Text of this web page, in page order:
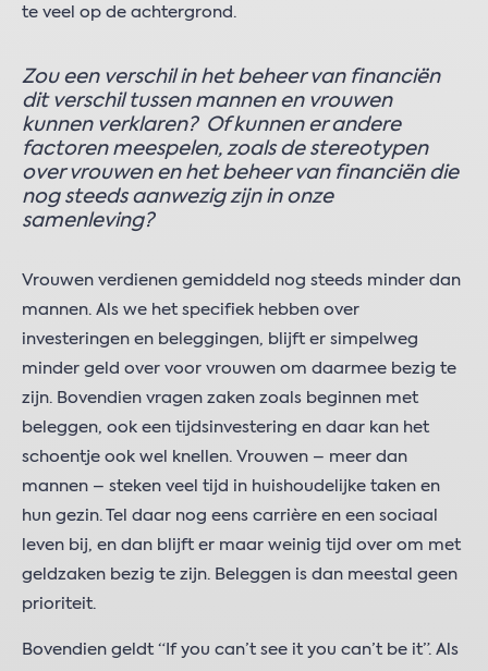
te veel op de achtergrond.
Zou een verschil in het beheer van financiën
dit verschil tussen mannen en vrouwen
kunnen verklaren? Of kunnen er andere
factoren meespelen, zoals de stereotypen
over vrouwen en het beheer van financiën die
nog steeds aanwezig zijn in onze
samenleving?
Vrouwen verdienen gemiddeld nog steeds minder dan
mannen. Als we het specifiek hebben over
investeringen en beleggingen, blijft er simpelweg
minder geld over voor vrouwen om daarmee bezig te
zijn. Bovendien vragen zaken zoals beginnen met
beleggen, ook een tijdsinvestering en daar kan het
schoentje ook wel knellen. Vrouwen – meer dan
mannen – steken veel tijd in huishoudelijke taken en
hun gezin. Tel daar nog eens carrière en een sociaal
leven bij, en dan blijft er maar weinig tijd over om met
geldzaken bezig te zijn. Beleggen is dan meestal geen
prioriteit.
Bovendien geldt “If you can’t see it you can’t be it”. Als